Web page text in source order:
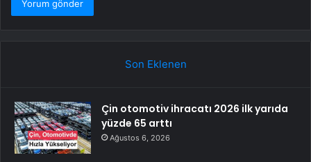
Son Eklenen
Çin otomotiv ihracatı 2026 ilk yarıda
yüzde 65 arttı
Ağustos 6, 2026